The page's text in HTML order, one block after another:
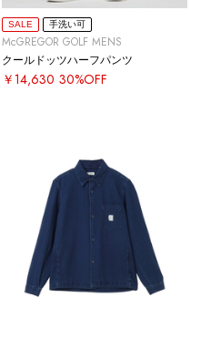
SALE 手洗い可
McGREGOR GOLF MENS
クールドッツハーフパンツ
￥14,630 30%OFF